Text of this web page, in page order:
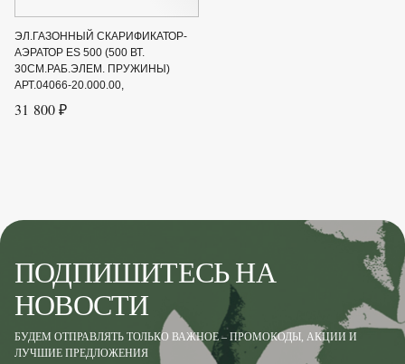
ЭЛ.ГАЗОННЫЙ СКАРИФИКАТОР-
АЭРАТОР ES 500 (500 ВТ.
30СМ.РАБ.ЭЛЕМ. ПРУЖИНЫ)
АРТ.04066-20.000.00,
31 800 ₽
ПОДПИШИТЕСЬ НА
НОВОСТИ
БУДЕМ ОТПРАВЛЯТЬ ТОЛЬКО ВАЖНОЕ – ПРОМОКОДЫ, АКЦИИ И
ЛУЧШИЕ ПРЕДЛОЖЕНИЯ